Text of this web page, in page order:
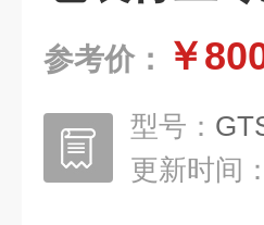
参考价： ￥
型号：
更新时间：